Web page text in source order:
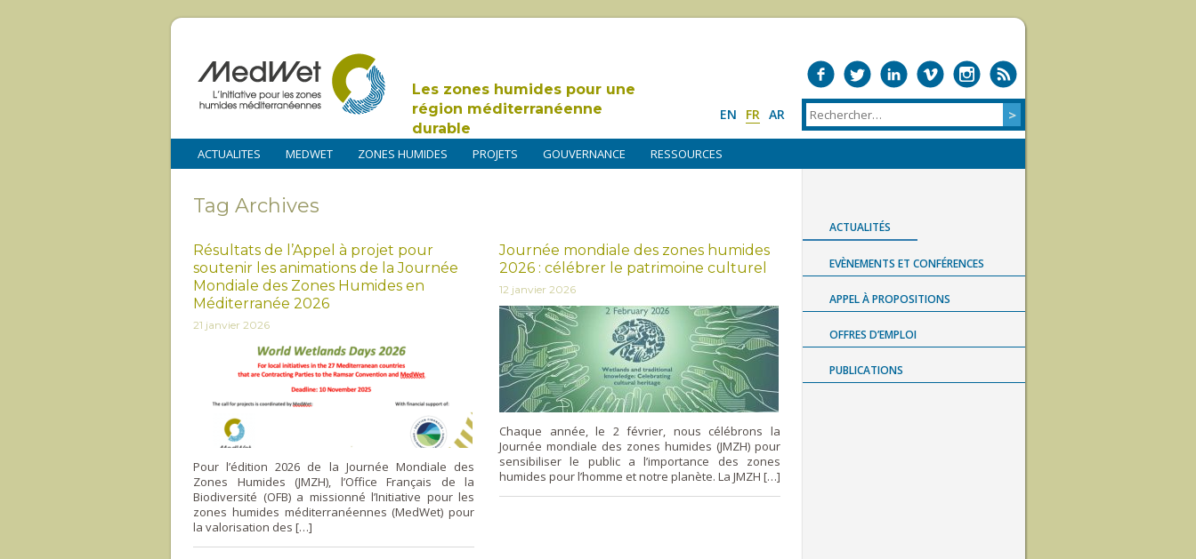
Les zones humides pour une
région méditerranéenne
durable
EN FR AR
ACTUALITES MEDWET ZONES HUMIDES PROJETS GOUVERNANCE RESSOURCES
Tag Archives
Résultats de l’Appel à projet pour
soutenir les animations de la Journée
Mondiale des Zones Humides en
Méditerranée 2026
21 janvier 2026
Pour l’édition 2026 de la Journée Mondiale des
Zones Humides (JMZH), l’Office Français de la
Biodiversité (OFB) a missionné l’Initiative pour les
zones humides méditerranéennes (MedWet) pour
la valorisation des […]
Journée mondiale des zones humides
2026 : célébrer le patrimoine culturel
12 janvier 2026
Chaque année, le 2 février, nous célébrons la
Journée mondiale des zones humides (JMZH) pour
sensibiliser le public a l’importance des zones
humides pour l’homme et notre planète. La JMZH […]
ACTUALITÉS
EVÈNEMENTS ET CONFÉRENCES
APPEL À PROPOSITIONS
OFFRES D’EMPLOI
PUBLICATIONS